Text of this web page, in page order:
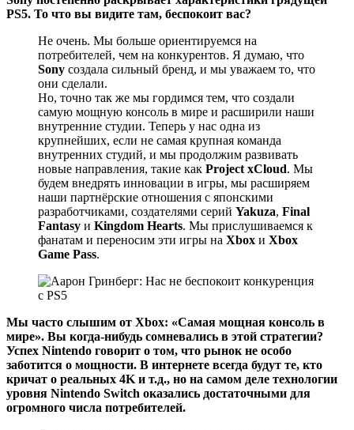
PS5. То что вы видите там, беспокоит вас?
Не очень. Мы больше ориентируемся на
потребителей, чем на конкурентов. Я думаю, что
Sony создала сильный бренд, и мы уважаем то, что
они сделали.
Но, точно так же мы гордимся тем, что создали
самую мощную консоль в мире и расширили наши
внутренние студии. Теперь у нас одна из
крупнейших, если не самая крупная команда
внутренних студий, и мы продолжим развивать
новые направления, такие как Project xCloud. Мы
будем внедрять инновации в игры, мы расширяем
наши партнёрские отношения с японскими
разработчиками, создателями серий Yakuza, Final
Fantasy и Kingdom Hearts. Мы прислушиваемся к
фанатам и переносим эти игры на Xbox и Xbox
Game Pass.
Мы часто слышим от Xbox: «Самая мощная консоль в
мире». Вы когда-нибудь сомневались в этой стратегии?
Успех Nintendo говорит о том, что рынок не особо
заботится о мощности. В интернете всегда будут те, кто
кричат о реальных 4K и т.д., но на самом деле технологии
уровня Nintendo Switch оказались достаточными для
огромного числа потребителей.